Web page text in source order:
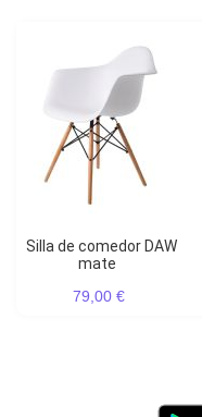
Silla de comedor DAW
mate
79,00 €